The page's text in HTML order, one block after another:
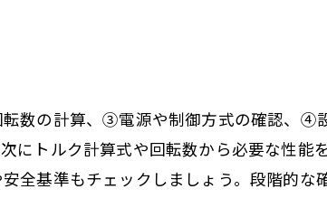
とDCの基礎知識
定時の注意点
を理解する
る性能と特徴
数の計算、③電源や制御方式の確認、④
にトルク計算式や回転数から必要な性能
全基準もチェックしましょう。段階的な